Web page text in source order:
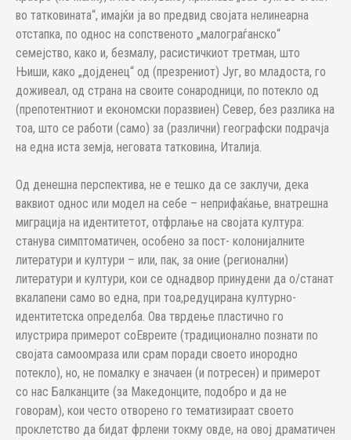
во татковината“, имајќи ја во предвид својата нелинеарна
отстапка, по однос на сопственото „малограѓанско“
семејство, како и, безмалу, расистичкиот третман, што
Њиши, како „дојденец“ од (презрениот) Југ, во младоста, го
доживеал, од страна на своите сонародници, по потекло од
(препотентниот и економски поразвиен) Север, без разлика на
тоа, што се работи (само) за (различни) географски подрачја
на една иста земја, неговата татковина, Италија.
Од денешна перспектива, не е тешко да се заклучи, дека
ваквиот однос или модел на себе – неприфаќање, внатрешна
миграција на идентитетот, отфрлање на својата култура:
станува симптоматичен, особено за пост- колонијалните
литератури и култури – или, пак, за оние (регионални)
литератури и култури, кои се однадвор принудени да о/станат
вкалапени само во една, при тоа,редуцирана културно-
идентитетска определба. Ова тврдење пластично го
илустрира примерот соЕвреите (традиционално познати по
својата самоомраза или срам поради своето инородно
потекло), но, не помалку е значаен (и потресен) и примерот
со нас Балканците (за Македонците, подобро и да не
говорам), кои често отворено го тематизираат своето
проклетство да бидат фрлени токму овде, на овој драматичен